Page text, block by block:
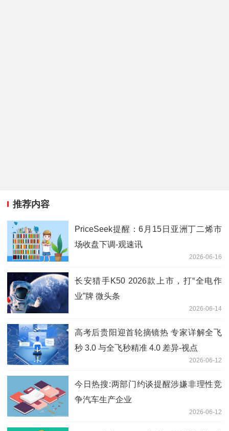
推荐内容
PriceSeek提醒：6月15日亚洲丁二烯市
场收盘下调-观速讯
2026-06-16
长安猎手K50 2026款上市，打“全电作
业”牌 微头条
2026-06-14
高考后贵阳迎首轮摘镜热 专家详解全飞
秒 3.0 与全飞秒精准 4.0 差异-视点
2026-06-12
今日热搜:两部门约谈提醒涉嫌非理性竞
争汽车生产企业
2026-06-12